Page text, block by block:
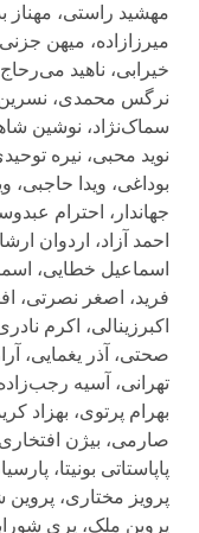
مهشید راستی، مهناز
میرزازاده، میهن
خیرابی، ناهید
نرگس محمدی، نسرین
سماک‌نژاد، نوشین
نوید محبی، نیره
جهاندار، احترام
احمد آزاد، اردوان
اسماعیل خطایی،
فرید، اصغر نصرتی،
اکبرزینالی، اکرم
صحتی، آذر یغمایی،
تهرانی، آسیه
بهرام پرتوی، بهزاد
صارمی، بیژن
پاپاستاتی بونیتا،
پرویز مختاری،
پروین ملک، پری